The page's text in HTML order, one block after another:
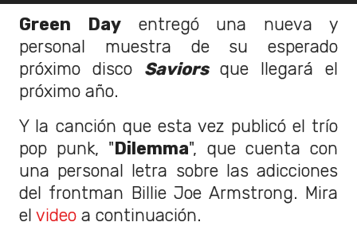
Green Dayentregó una nueva y
personal muestra de su esperado
próximo disco Saviors que llegará el
próximo año.
Y la canción que esta vez publicó el trío
pop punk, "Dilemma", que cuenta con
una personal letra sobre las adicciones
del frontman Billie Joe Armstrong. Mira
el video a continuación.